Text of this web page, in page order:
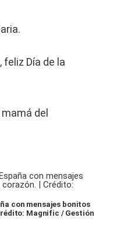
feliz Día de la
del
con mensajes bonitos
Magnific / Gestión